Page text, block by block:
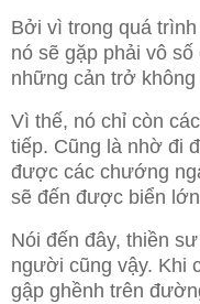
Bởi vì trong quá
nó sẽ gặp phải vô
những cản trở
Vì thế, nó chỉ còn
tiếp. Cũng là nhờ đi
được các chướng
sẽ đến được biển
Nói đến đây, thiền
người cũng vậy. Khi
gập ghềnh trên